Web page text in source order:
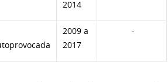
2014
2009 a
2017
-